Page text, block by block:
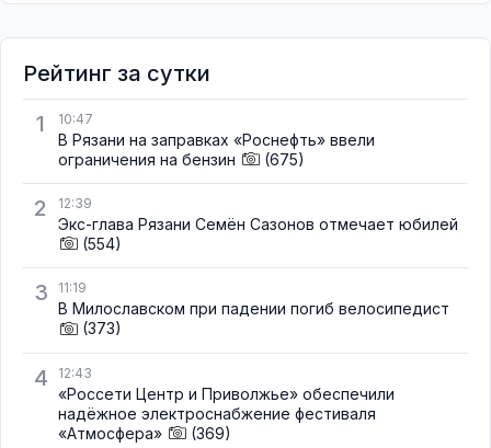
Рейтинг за сутки
1
10:47
В Рязани на заправках «Роснефть» ввели
ограничения на бензин
(675)
2 12:39
Экс-глава Рязани Семён Сазонов отмечает юбилей
(554)
3 11:19
В Милославском при падении погиб велосипедист
(373)
4 12:43
«Россети Центр и Приволжье» обеспечили
надёжное электроснабжение фестиваля
«Атмосфера»
(369)